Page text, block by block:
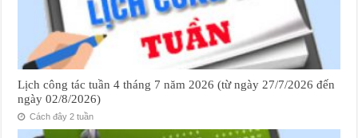
Lịch công tác tuần 4 tháng 7 năm 2026 (từ ngày 27/7/2026 đến
ngày 02/8/2026)
Cách đây 2 tuần